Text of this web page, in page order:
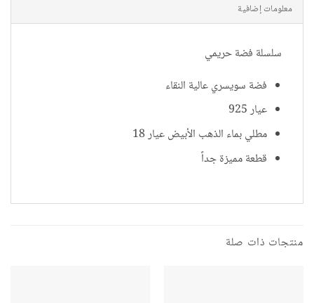
معلومات إضافية
سلسلة فضة حريمي
فضة سويسري عالية النقاء
عيار 925
مطلي بماء الذهب الأبيض عيار 18
قطعة مميزة جداً
منتجات ذات صلة